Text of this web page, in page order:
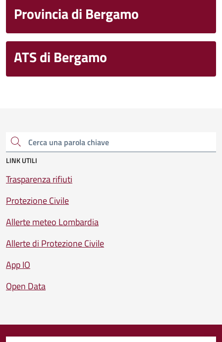
Provincia di Bergamo
ATS di Bergamo
Cerca una parola chiave
LINK UTILI
Trasparenza rifiuti
Protezione Civile
Allerte meteo Lombardia
Allerte di Protezione Civile
App IO
Open Data